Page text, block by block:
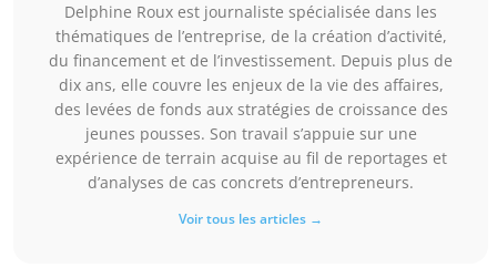
Delphine Roux est journaliste spécialisée dans les
thématiques de l’entreprise, de la création d’activité,
du financement et de l’investissement. Depuis plus de
dix ans, elle couvre les enjeux de la vie des affaires,
des levées de fonds aux stratégies de croissance des
jeunes pousses. Son travail s’appuie sur une
expérience de terrain acquise au fil de reportages et
d’analyses de cas concrets d’entrepreneurs.
Voir tous les articles →